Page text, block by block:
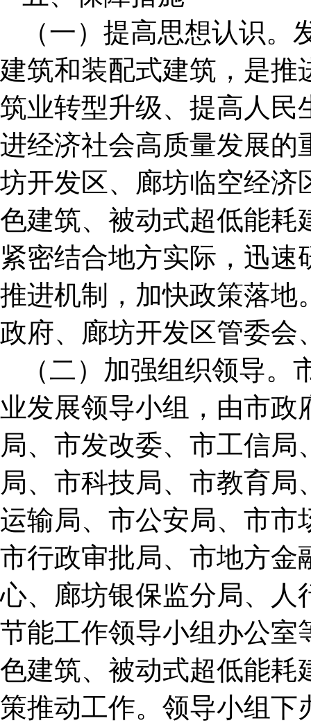
（一）提高思想认识
建筑和装配式建筑，是推
筑业转型升级、提高人民
进经济社会高质量发展的
坊开发区、廊坊临空经济
色建筑、被动式超低能耗
紧密结合地方实际，迅
推进机制，加快政策落地
政府、廊坊开发区管委会
（二）加强组织领导
业发展领导小组，由市
局、市发改委、市工信
局、市科技局、市教育
运输局、市公安局、市市
市行政审批局、市地方金
心、廊坊银保监分局、人
节能工作领导小组办公室
色建筑、被动式超低能耗
策推动工作。领导小组下